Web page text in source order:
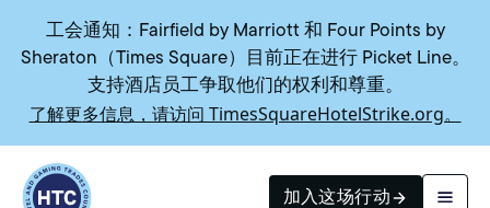
工会通知：Fairfield by Marriott 和 Four Points by
Sheraton（Times Square）目前正在进行 Picket Line。
支持酒店员工争取他们的权利和尊重。
了解更多信息，请访问 TimesSquareHotelStrike.org。
Return to homepage
加入这场行动